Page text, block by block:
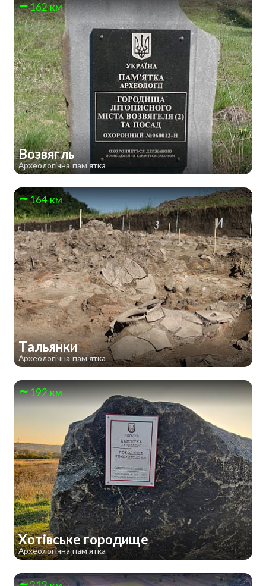
162 км
Возвягль
Археологічна пам'ятка
164 км
Тальянки
Археологічна пам'ятка
192 км
Хотівське городище
Археологічна пам'ятка